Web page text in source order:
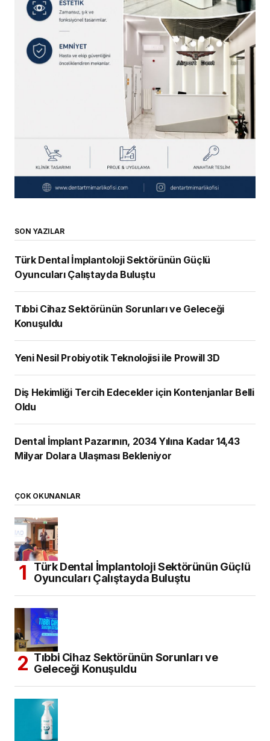
SON YAZILAR
Türk Dental İmplantoloji Sektörünün Güçlü
Oyuncuları Çalıştayda Buluştu
Tıbbi Cihaz Sektörünün Sorunları ve Geleceği
Konuşuldu
Yeni Nesil Probiyotik Teknolojisi ile Prowill 3D
Diş Hekimliği Tercih Edecekler için Kontenjanlar Belli
Oldu
Dental İmplant Pazarının, 2034 Yılına Kadar 14,43
Milyar Dolara Ulaşması Bekleniyor
ÇOK OKUNANLAR
Türk Dental İmplantoloji Sektörünün Güçlü
Oyuncuları Çalıştayda Buluştu
Tıbbi Cihaz Sektörünün Sorunları ve
Geleceği Konuşuldu